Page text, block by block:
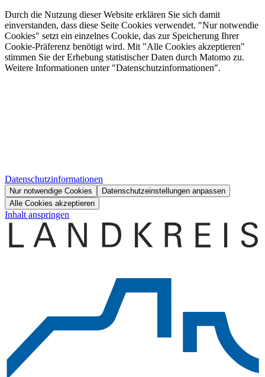
Durch die Nutzung dieser Website erklären Sie sich damit
einverstanden, dass diese Seite Cookies verwendet. "Nur notwendie
Cookies" setzt ein einzelnes Cookie, das zur Speicherung Ihrer
Cookie-Präferenz benötigt wird. Mit "Alle Cookies akzeptieren"
stimmen Sie der Erhebung statistischer Daten durch Matomo zu.
Weitere Informationen unter "Datenschutzinformationen".
Datenschutzinformationen
Nur notwendige Cookies
Datenschutzeinstellungen anpassen
Alle Cookies akzeptieren
Inhalt anspringen